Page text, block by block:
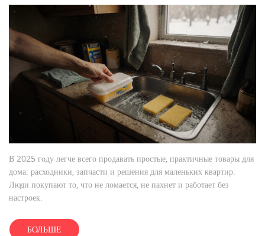
В 2025 году легче всего продавать простые, практичные товары для
дома: расходники, запчасти и решения для маленьких квартир.
Люди покупают то, что не ломается, не пахнет и работает без
настроек.
БОЛЬШЕ